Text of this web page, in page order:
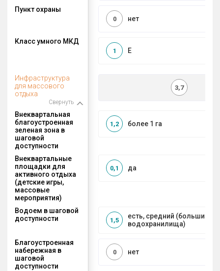
Пункт охраны
нет
0
Класс умного МКД
E
1
Инфраструктура
для массового
отдыха
Свернуть
3,7
Внеквартальная
благоустроенная
зеленая зона в
шаговой
доступности
более 1 га
1,2
Внеквартальные
площадки для
активного отдыха
(детские игры,
массовые
мероприятия)
да
0,1
Водоем в шаговой
доступности
есть, средний (большие
водохранилища)
1,5
Благоустроенная
набережная в
шаговой
доступности
нет
0